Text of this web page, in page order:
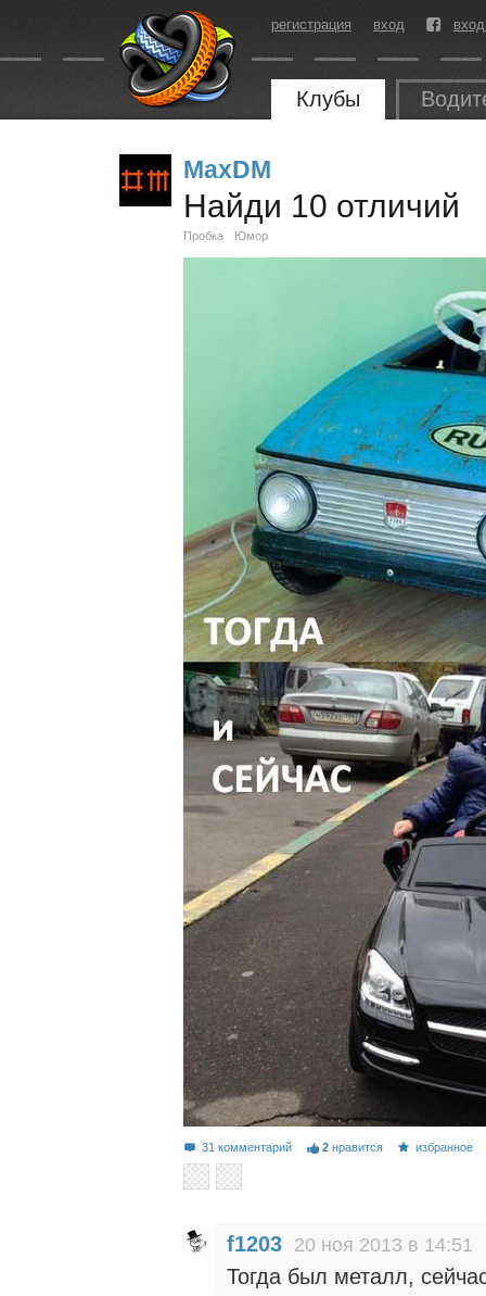
регистрация вход
Клубы
MaxDM
Найди 10 отличий
Пробка Юмор
31 комментарий 2 нравится избранное
f1203 20 ноя 2013 в 14:51
Тогда был металл,